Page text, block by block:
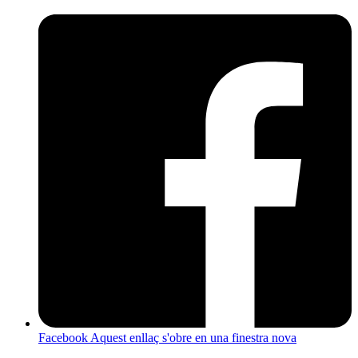
Facebook Aquest enllaç s'obre en una finestra nova